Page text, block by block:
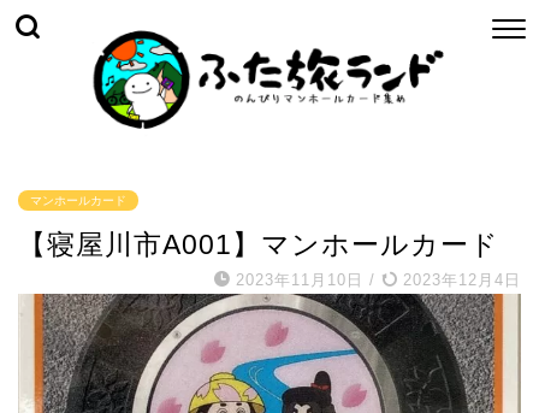
マンホールカード
【寝屋川市A001】マンホールカード
2023年11月10日 / 2023年12月4日